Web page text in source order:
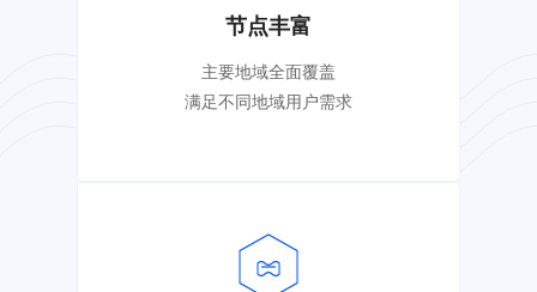
节点丰富
主要地域全面覆盖
满足不同地域用户需求